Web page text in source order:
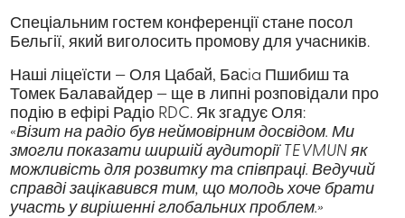
Спеціальним гостем конференції стане посол
Бельгії, який виголосить промову для учасників.
Наші ліцеїсти — Оля Цабай, Басia Пшибиш та
Томек Балавайдер — ще в липні розповідали про
подію в ефірі Радіо RDC. Як згадує Оля:
«Візит на радіо був неймовірним досвідом. Ми
змогли показати ширшій аудиторії TEVMUN як
можливість для розвитку та співпраці. Ведучий
справді зацікавився тим, що молодь хоче брати
участь у вирішенні глобальних проблем.»